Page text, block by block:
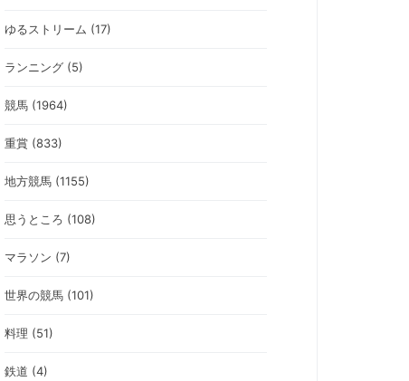
ゆるストリーム (17)
ランニング (5)
競馬 (1964)
重賞 (833)
地方競馬 (1155)
思うところ (108)
マラソン (7)
世界の競馬 (101)
料理 (51)
鉄道 (4)